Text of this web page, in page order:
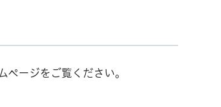
ージをご覧ください。